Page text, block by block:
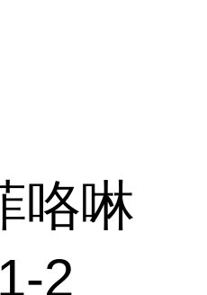
咯啉
2